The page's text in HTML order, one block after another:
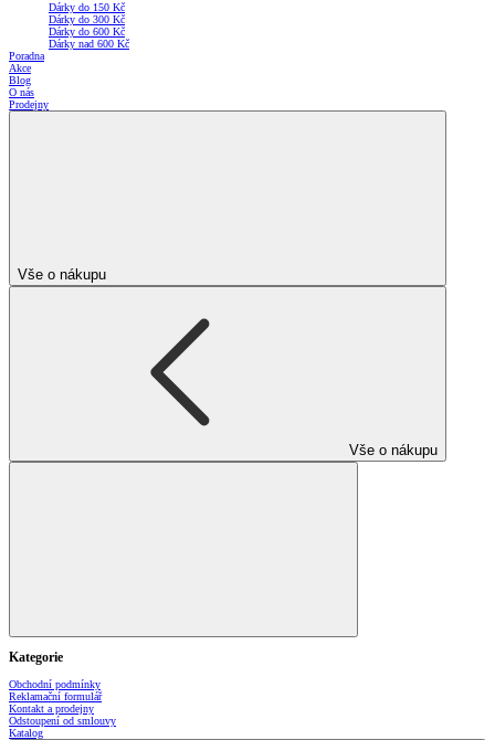
Dárky do 150 Kč
Dárky do 300 Kč
Dárky do 600 Kč
Dárky nad 600 Kč
Poradna
Akce
Blog
O nás
Prodejny
Vše o nákupu
Vše o nákupu
Kategorie
Obchodní podmínky
Reklamační formulář
Kontakt a prodejny
Odstoupení od smlouvy
Katalog